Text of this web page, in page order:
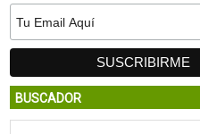
BUSCADOR